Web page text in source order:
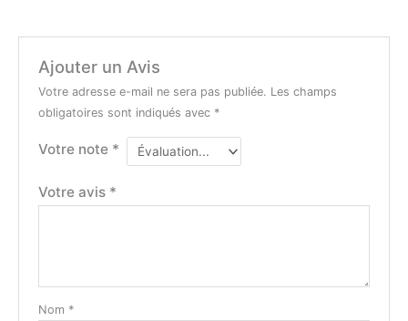
Ajouter un Avis
Votre adresse e-mail ne sera pas publiée. Les champs
obligatoires sont indiqués avec *
Votre note *
Votre avis *
Nom *